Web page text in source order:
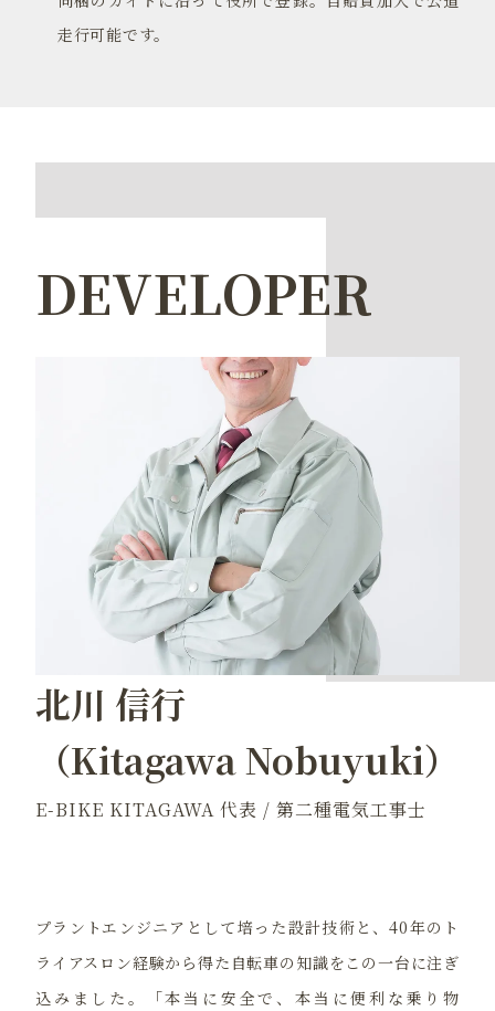
走行可能です。
DEVELOPER
北川 信行
（Kitagawa Nobuyuki）
E-BIKE KITAGAWA 代表 / 第二種電気工事士
プラントエンジニアとして培った設計技術と、40年のト
ライアスロン経験から得た自転車の知識をこの一台に注ぎ
込みました。「本当に安全で、本当に便利な乗り物